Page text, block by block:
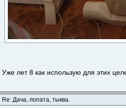
Уже лет 8 как использую для этих
Re: Дача, лопата, тыква.